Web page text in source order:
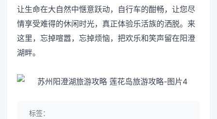
让生命在大自然中惬意跃动，自行车的酣畅，让您尽
情享受难得的休闲时光，真正体验乐活族的洒脱。来
这里，忘掉喧嚣，忘掉烦恼，把欢乐和笑声留在阳澄
湖畔。
标签：